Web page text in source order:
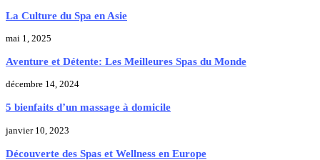
La Culture du Spa en Asie
mai 1, 2025
Aventure et Détente: Les Meilleures Spas du Monde
décembre 14, 2024
5 bienfaits d’un massage à domicile
janvier 10, 2023
Découverte des Spas et Wellness en Europe